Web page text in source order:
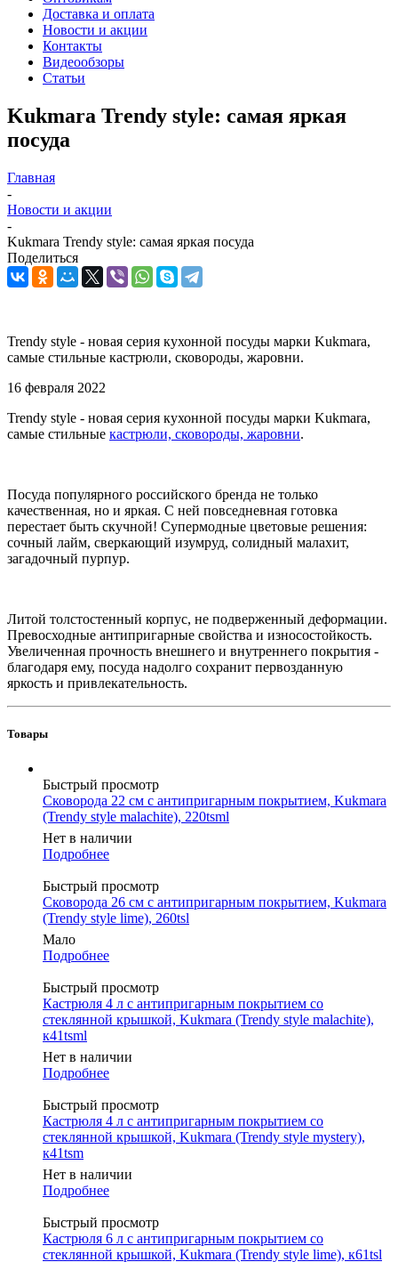
Доставка и оплата
Новости и акции
Контакты
Видеообзоры
Статьи
Kukmara Trendy style: самая яркая
посуда
Главная
-
Новости и акции
-
Kukmara Trendy style: самая яркая посуда
Поделиться
Trendy style - новая серия кухонной посуды марки Kukmara,
самые стильные кастрюли, сковороды, жаровни .
16 февраля 2022
Trendy style - новая серия кухонной посуды марки Kukmara,
самые стильные кастрюли, сковороды, жаровни.
Посуда популярного российского бренда не только
качественная, но и яркая. С ней повседневная готовка
перестает быть скучной! Cупермодные цветовые решения:
сочный лайм, сверкающий изумруд, солидный малахит,
загадочный пурпур.
Литой толстостенный корпус, не подверженный деформации.
Превосходные антипригарные свойства и износостойкость.
Увеличенная прочность внешнего и внутреннего покрытия -
благодаря ему, посуда надолго сохранит первозданную
яркость и привлекательность.
Товары
Быстрый просмотр
Сковорода 22 см с антипригарным покрытием, Kukmara
(Trendy style malachite), 220tsml
Нет в наличии
Подробнее
Быстрый просмотр
Сковорода 26 см с антипригарным покрытием, Kukmara
(Trendy style lime), 260tsl
Мало
Подробнее
Быстрый просмотр
Кастрюля 4 л с антипригарным покрытием со
стеклянной крышкой, Kukmara (Trendy style malachite),
к41tsml
Нет в наличии
Подробнее
Быстрый просмотр
Кастрюля 4 л с антипригарным покрытием со
стеклянной крышкой, Kukmara (Trendy style mystery),
к41tsm
Нет в наличии
Подробнее
Быстрый просмотр
Кастрюля 6 л с антипригарным покрытием со
стеклянной крышкой, Kukmara (Trendy style lime), к61tsl